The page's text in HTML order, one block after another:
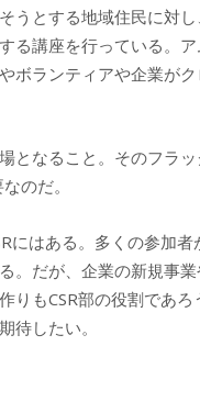
とする地域住民に対し
る講座を行っている。ア
ボランティアや企業がク
となること。そのフラッ
のだ。
にはある。多くの参加者
。だが、企業の新規事業
もCSR部の役割であろ
待したい。